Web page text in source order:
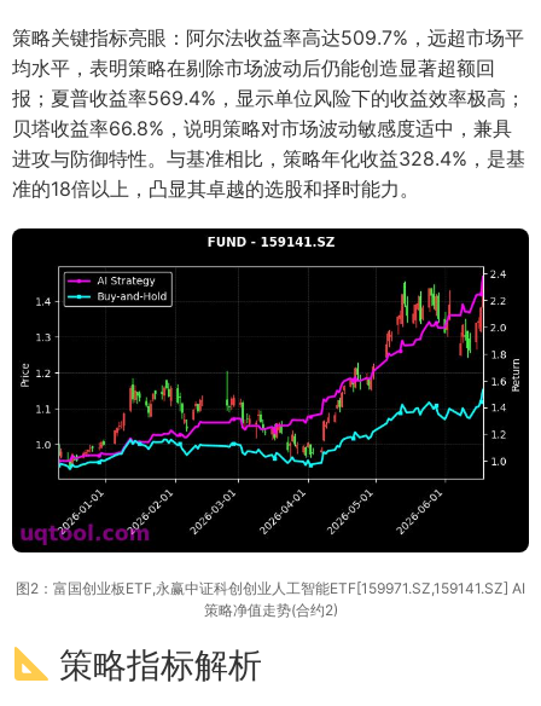
策略关键指标亮眼：阿尔法收益率高达509.7%，远超市场平
均水平，表明策略在剔除市场波动后仍能创造显著超额回
报；夏普收益率569.4%，显示单位风险下的收益效率极高；
贝塔收益率66.8%，说明策略对市场波动敏感度适中，兼具
进攻与防御特性。与基准相比，策略年化收益328.4%，是基
准的18倍以上，凸显其卓越的选股和择时能力。
图2：富国创业板ETF,永赢中证科创创业人工智能ETF[159971.SZ,159141.SZ] AI
策略净值走势(合约2)
策略指标解析